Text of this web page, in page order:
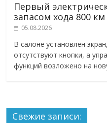
Первый
запасом хода 800 км
05.08.2026
В салоне установлен
отсутствуют кнопки, а
функций возложено на
Свежие записи: